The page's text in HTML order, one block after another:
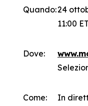
Quando:24
11:00 ET
Dove:
Come: In